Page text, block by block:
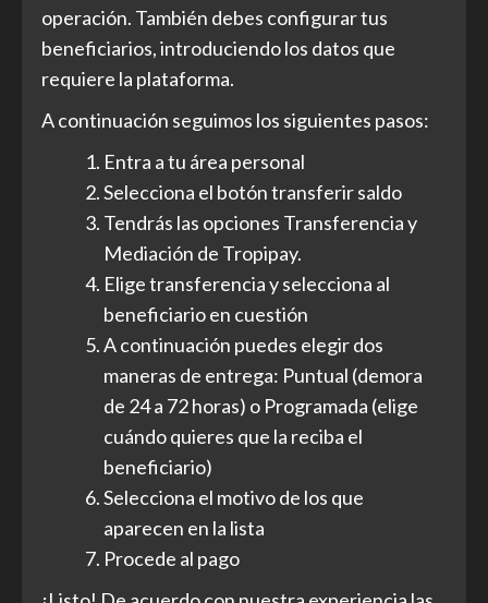
operación. También debes configurar tus
beneficiarios, introduciendo los datos que
requiere la plataforma.
A continuación seguimos los siguientes pasos:
Entra a tu área personal
Selecciona el botón transferir saldo
Tendrás las opciones Transferencia y
Mediación de Tropipay.
Elige transferencia y selecciona al
beneficiario en cuestión
A continuación puedes elegir dos
maneras de entrega: Puntual (demora
de 24 a 72 horas) o Programada (elige
cuándo quieres que la reciba el
beneficiario)
Selecciona el motivo de los que
aparecen en la lista
Procede al pago